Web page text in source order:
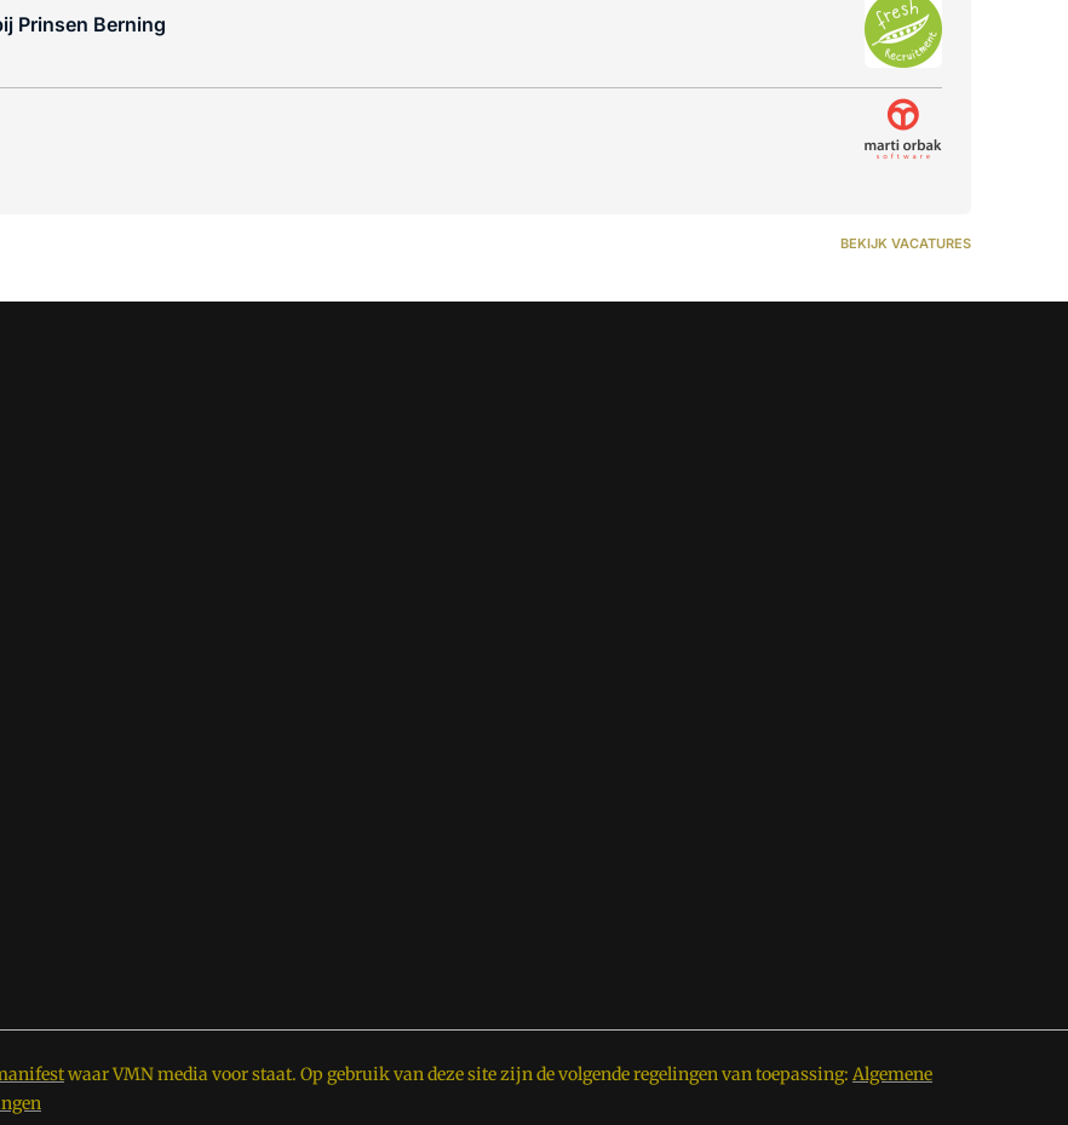
Prinsen Berning
BEKIJK VACATURES
waar VMN media voor staat. Op gebruik van deze site zijn de volgende regelingen van toepassing: Algemene